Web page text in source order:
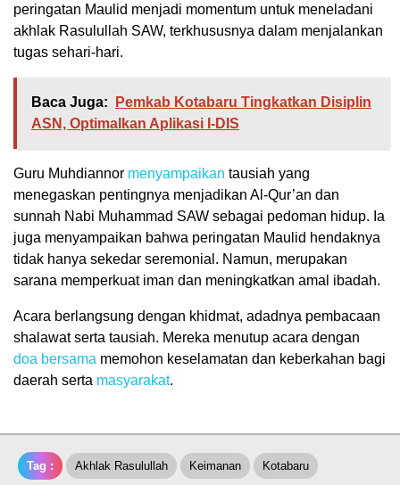
peringatan Maulid menjadi momentum untuk meneladani
akhlak Rasulullah SAW, terkhususnya dalam menjalankan
tugas sehari-hari.
Baca Juga:
Pemkab Kotabaru Tingkatkan Disiplin
ASN, Optimalkan Aplikasi I-DIS
Guru Muhdiannor menyampaikan tausiah yang
menegaskan pentingnya menjadikan Al-Qur’an dan
sunnah Nabi Muhammad SAW sebagai pedoman hidup. Ia
juga menyampaikan bahwa peringatan Maulid hendaknya
tidak hanya sekedar seremonial. Namun, merupakan
sarana memperkuat iman dan meningkatkan amal ibadah.
Acara berlangsung dengan khidmat, adadnya pembacaan
shalawat serta tausiah. Mereka menutup acara dengan
doa bersama memohon keselamatan dan keberkahan bagi
daerah serta masyarakat.
Tag : Akhlak Rasulullah Keimanan Kotabaru